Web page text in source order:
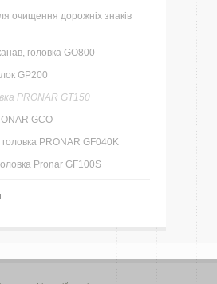
очищення дорожніх знаків
головка GO800
GP200
PRONAR GT150
GCO
PRONAR GF040K
Pronar GF100S